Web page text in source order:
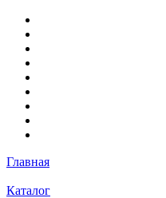
Главная
Каталог